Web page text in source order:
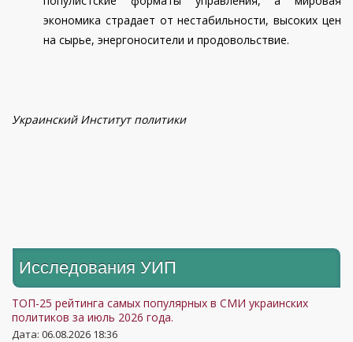
экономика страдает от нестабильности, высоких цен
на сырье, энергоносители и продовольствие.
Украинский Институт политики
Исследования УИП
ТОП-25 рейтинга самых популярных в СМИ украинских
политиков за июль 2026 года.
Дата: 06.08.2026 18:36